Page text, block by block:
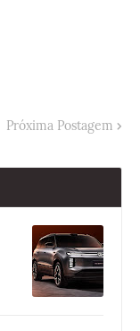
Próxima Postagem